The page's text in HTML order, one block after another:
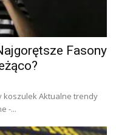
Fasony
koszulek Aktualne trendy
-...